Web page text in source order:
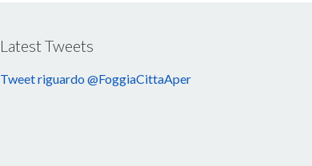
Latest Tweets
Tweet riguardo @FoggiaCittaAper